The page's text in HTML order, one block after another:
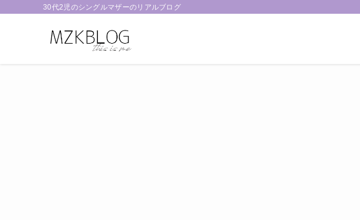
30代2児のシングルマザーのリアルブログ